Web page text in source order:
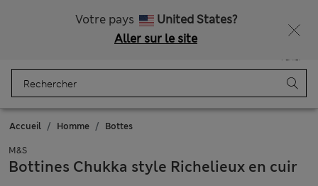
Votre pays
United States?
Aller sur le site
Panier
Accueil Homme Bottes
M&S
Bottines Chukka style Richelieux en cuir